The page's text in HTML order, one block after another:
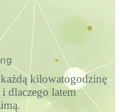
kilowatogodzinę
dlaczego latem